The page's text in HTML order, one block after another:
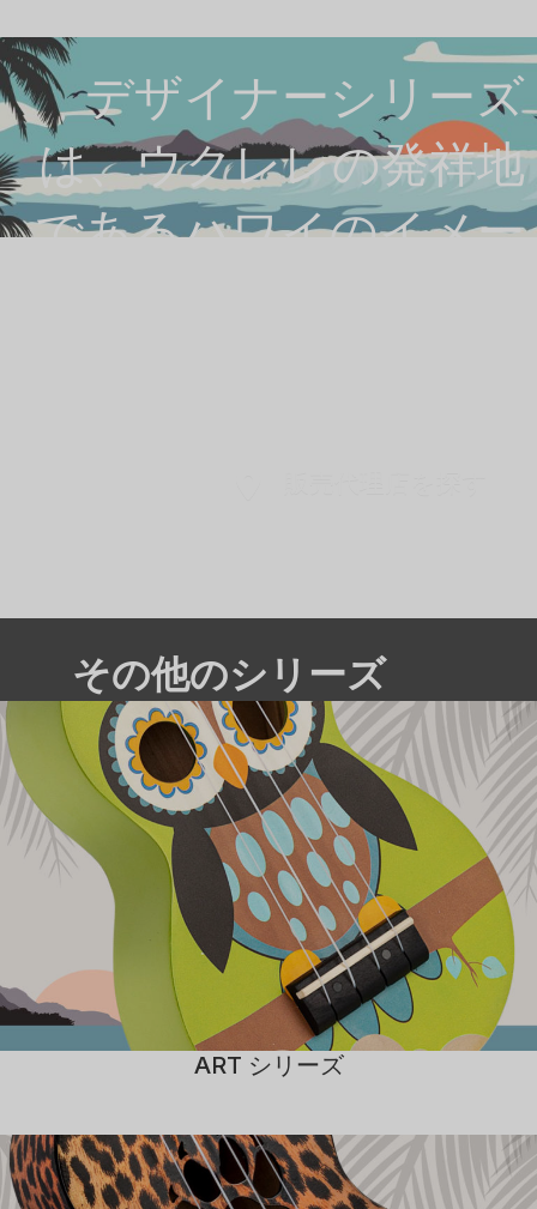
デザイナーシリーズ
は、ウクレレの発祥地
であるハワイのイメー
その他のシリーズ
ART シリーズ